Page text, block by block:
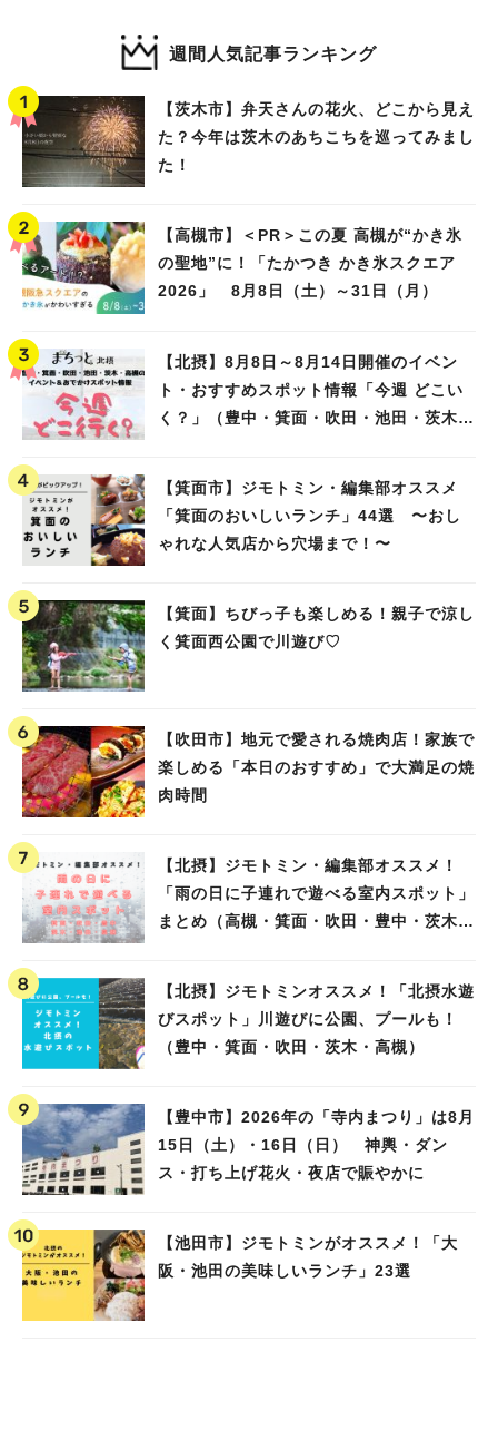
週間人気記事ランキング
【茨木市】弁天さんの花火、どこから見え
た？今年は茨木のあちこちを巡ってみまし
た！
【高槻市】＜PR＞この夏 高槻が“かき氷
の聖地”に！「たかつき かき氷スクエア
2026」 8月8日（土）～31日（月）
【北摂】8月8日～8月14日開催のイベン
ト・おすすめスポット情報「今週 どこい
く？」（豊中・箕面・吹田・池田・茨木・
【箕面市】ジモトミン・編集部オススメ
「箕面のおいしいランチ」44選 〜おし
ゃれな人気店から穴場まで！〜
【箕面】ちびっ子も楽しめる！親子で涼し
く箕面西公園で川遊び♡
【吹田市】地元で愛される焼肉店！家族で
楽しめる「本日のおすすめ」で大満足の焼
肉時間
【北摂】ジモトミン・編集部オススメ！
「雨の日に子連れで遊べる室内スポット」
まとめ（高槻・箕面・吹田・豊中・茨木・
【北摂】ジモトミンオススメ！「北摂水遊
びスポット」川遊びに公園、プールも！
（豊中・箕面・吹田・茨木・高槻）
【豊中市】2026年の「寺内まつり」は8月
15日（土）・16日（日） 神輿・ダン
ス・打ち上げ花火・夜店で賑やかに
【池田市】ジモトミンがオススメ！「大
阪・池田の美味しいランチ」23選